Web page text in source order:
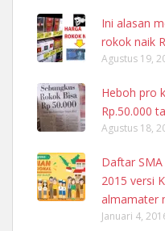
Ini alasan
rokok naik
Agustus 19,
Heboh pro
Rp.50.000
Agustus 18,
Daftar
2015 versi
almamater
Januari 4,